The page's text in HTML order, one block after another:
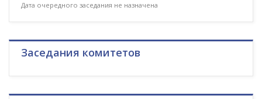
Дата очередного заседания не назначена
Заседания комитетов